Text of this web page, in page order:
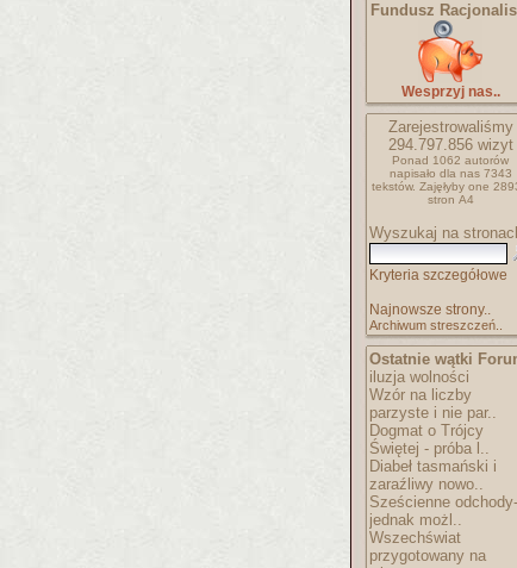
Fundusz
Wesprzyj nas..
Zarejestrowaliśmy
294.797.856wizyt
Ponad 1062 autorów
napisało dla nas 7343
tekstów. Zajęłyby one
stron A4
Wyszukaj na
Kryteria szczegółowe
Najnowsze strony..
Archiwum streszczeń..
Ostatnie wątki
iluzja wolności
Wzór na liczby
parzyste i nie par..
Dogmat o Trójcy
Świętej - próba l..
Diabeł tasmański i
zaraźliwy nowo..
Sześcienne
jednak możl..
Wszechświat
przygotowany na